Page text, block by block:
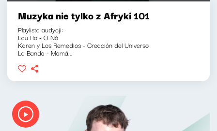
Muzyka nie tylko z Afryki 101
Playlista audycji:
Lau Ro - O Nó
Karen y Los Remedios - Creación del Universo
La Banda - Mamá...